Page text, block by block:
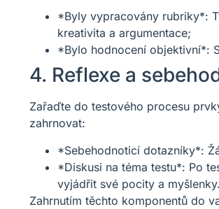
*Byly vypracovány rubriky*:
kreativita a argumentace;
*Bylo hodnocení objektivní*:
4. Reflexe a
Zařaďte do testového procesu
zahrnovat:
*Sebehodnoticí dotazníky*:
*Diskusi na téma testu*: Po
vyjádřit své pocity a myšlenky.
Zahrnutím těchto komponentů do